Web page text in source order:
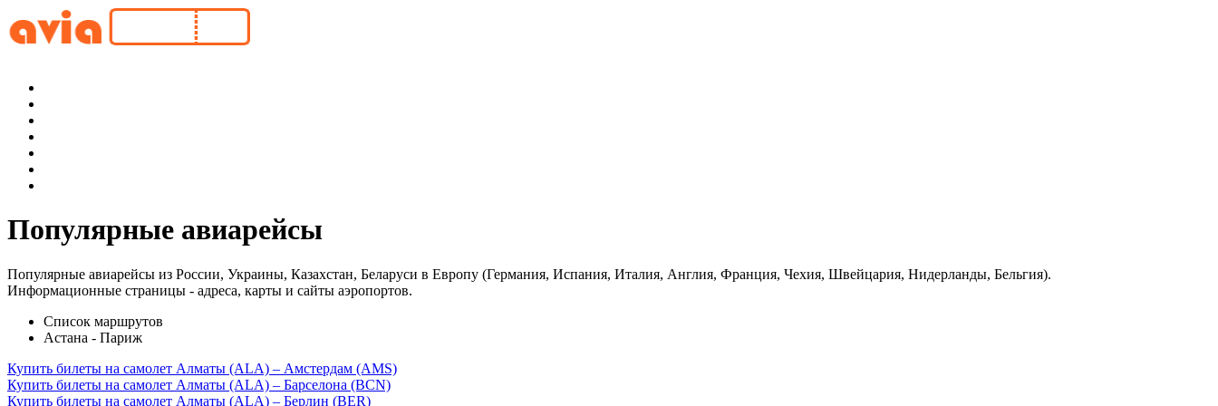
Популярные авиарейсы
Популярные авиарейсы из России, Украины, Казахстан, Беларуси в Европу (Германия, Испания, Италия, Англия, Франция, Чехия, Швейцария, Нидерланды, Бельгия).
Информационные страницы - адреса, карты и сайты аэропортов.
Список маршрутов
Астана - Париж
Купить билеты на самолет Алматы (ALA) – Амстердам (AMS)
Купить билеты на самолет Алматы (ALA) – Барселона (BCN)
Купить билеты на самолет Алматы (ALA) – Берлин (BER)